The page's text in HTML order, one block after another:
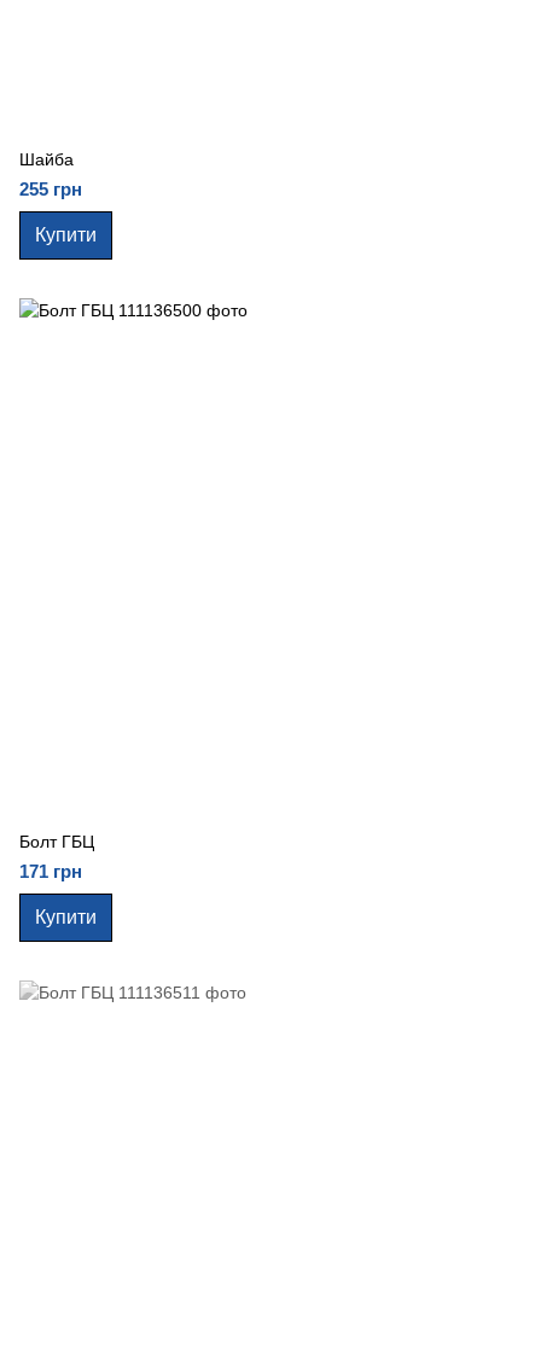
Шайба
255 грн
Купити
Болт ГБЦ
171 грн
Купити